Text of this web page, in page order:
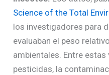
Science of the Total
los investigadores para
evaluaban el peso
ambientales. Entre
pesticidas, la